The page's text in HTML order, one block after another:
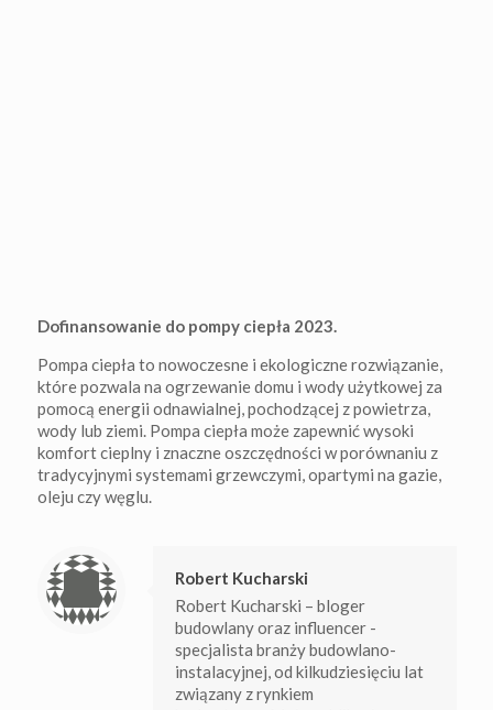
Dofinansowanie do pompy ciepła 2023.
Pompa ciepła to nowoczesne i ekologiczne rozwiązanie,
które pozwala na ogrzewanie domu i wody użytkowej za
pomocą energii odnawialnej, pochodzącej z powietrza,
wody lub ziemi. Pompa ciepła może zapewnić wysoki
komfort cieplny i znaczne oszczędności w porównaniu z
tradycyjnymi systemami grzewczymi, opartymi na gazie,
oleju czy węglu.
Robert Kucharski
Robert Kucharski – bloger
budowlany oraz influencer -
specjalista branży budowlano-
instalacyjnej, od kilkudziesięciu lat
związany z rynkiem